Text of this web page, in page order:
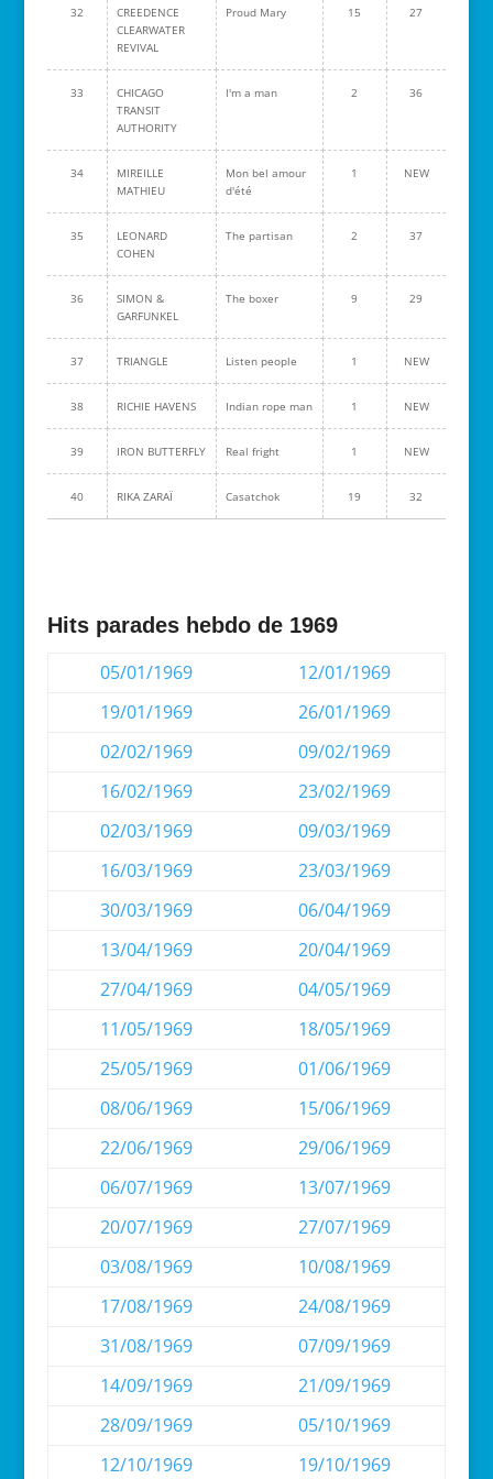
32
CREEDENCE
CLEARWATER
REVIVAL
Proud Mary 15 27
33
CHICAGO
TRANSIT
AUTHORITY
I'm a man 2 36
34
MIREILLE
MATHIEU
Mon bel amour
d'été
1 NEW
35
LEONARD
COHEN
The partisan 2 37
36
SIMON &
GARFUNKEL
The boxer 9 29
37 TRIANGLE Listen people 1 NEW
38 RICHIE HAVENS Indian rope man 1 NEW
39 IRON BUTTERFLY Real fright 1 NEW
40 RIKA ZARAÏ Casatchok 19 32
Hits parades hebdo de 1969
05/01/1969
12/01/1969
19/01/1969
26/01/1969
02/02/1969
09/02/1969
16/02/1969
23/02/1969
02/03/1969
09/03/1969
16/03/1969
23/03/1969
30/03/1969
06/04/1969
13/04/1969
20/04/1969
27/04/1969
04/05/1969
11/05/1969
18/05/1969
25/05/1969
01/06/1969
08/06/1969
15/06/1969
22/06/1969
29/06/1969
06/07/1969
13/07/1969
20/07/1969
27/07/1969
03/08/1969
10/08/1969
17/08/1969
24/08/1969
31/08/1969
07/09/1969
14/09/1969
21/09/1969
28/09/1969
05/10/1969
12/10/1969
19/10/1969